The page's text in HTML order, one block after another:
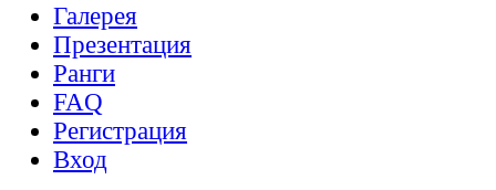
Галерея
Презентация
Ранги
FAQ
Регистрация
Вход